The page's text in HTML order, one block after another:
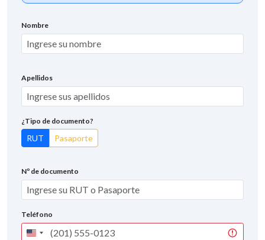
Nombre
Apellidos
¿Tipo de documento?
RUT Pasaporte
Nº de documento
Teléfono
United